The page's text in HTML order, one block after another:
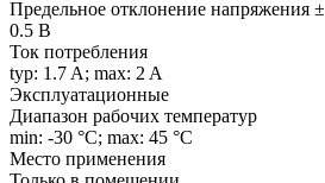
Предельное отклонение напряжения ±
0.5 В
Ток потребления
typ: 1.7 A; max: 2 A
Эксплуатационные
Диапазон рабочих температур
min: -30 °C; max: 45 °C
Место применения